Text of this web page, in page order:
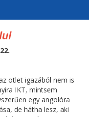
ötlet igazából nem is
IKT, mintsem
egy angolóra
de hátha lesz, aki